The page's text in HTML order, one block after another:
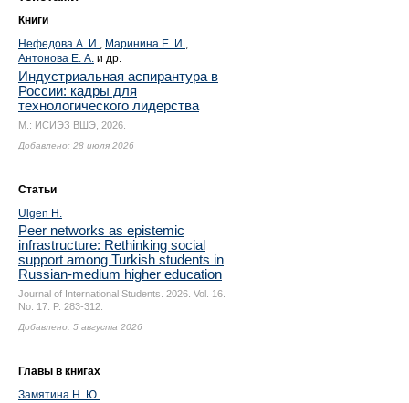
Книги
Нефедова А. И., Маринина Е. И.,
Антонова Е. А. и др.
Индустриальная аспирантура в
России: кадры для
технологического лидерства
М.: ИСИЭЗ ВШЭ, 2026.
Добавлено: 28 июля 2026
Статьи
Ulgen H.
Peer networks as epistemic
infrastructure: Rethinking social
support among Turkish students in
Russian-medium higher education
Journal of International Students. 2026. Vol. 16.
No. 17. P. 283-312.
Добавлено: 5 августа 2026
Главы в книгах
Замятина Н. Ю.